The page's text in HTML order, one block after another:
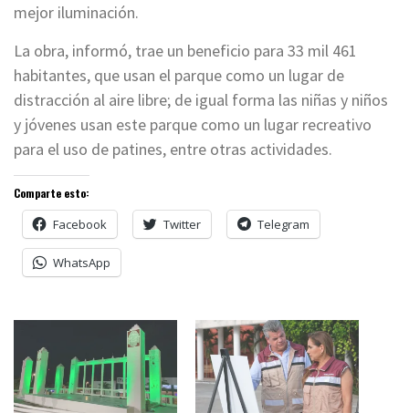
mejor iluminación.
La obra, informó, trae un beneficio para 33 mil 461
habitantes, que usan el parque como un lugar de
distracción al aire libre; de igual forma las niñas y niños
y jóvenes usan este parque como un lugar recreativo
para el uso de patines, entre otras actividades.
Comparte esto:
Facebook Twitter Telegram
WhatsApp